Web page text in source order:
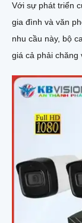
Với sự phát triển
gia đình và văn phòng
nhu cầu này, bộ
giá cả phải chăng